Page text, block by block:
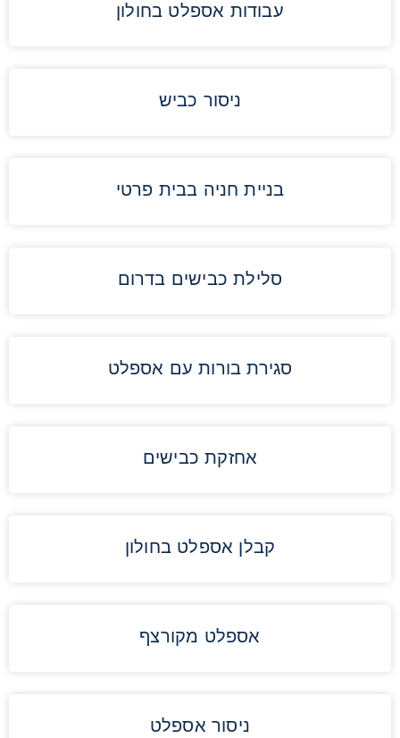
עבודות אספלט בחולון
ניסור כביש
בניית חניה בבית פרטי
סלילת כבישים בדרום
סגירת בורות עם אספלט
אחזקת כבישים
קבלן אספלט בחולון
אספלט מקורצף
ניסור אספלט